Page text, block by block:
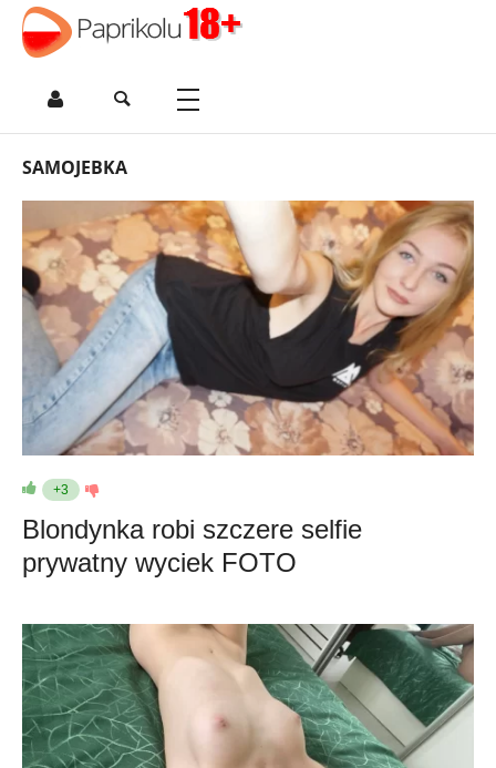
SAMOJEBKA
+3
Blondynka robi szczere selfie
prywatny wyciek FOTO